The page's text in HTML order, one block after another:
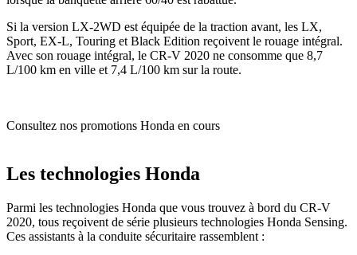
Si la version LX-2WD est équipée de la traction avant, les LX,
Sport, EX-L, Touring et Black Edition reçoivent le rouage intégral.
Avec son rouage intégral, le CR-V 2020 ne consomme que 8,7
L/100 km en ville et 7,4 L/100 km sur la route.
Consultez nos promotions Honda en cours
Les technologies Honda
Parmi les technologies Honda que vous trouvez à bord du CR-V
2020, tous reçoivent de série plusieurs technologies Honda Sensing.
Ces assistants à la conduite sécuritaire rassemblent :